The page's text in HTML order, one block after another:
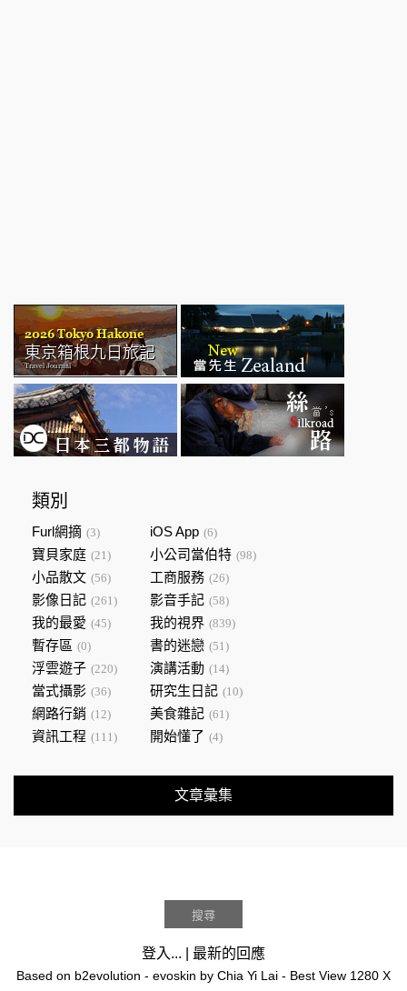
類別
Furl網摘 (3) iOS App (6)
寶貝家庭 (21) 小公司當伯特 (98)
小品散文 (56) 工商服務 (26)
影像日記 (261) 影音手記 (58)
我的最愛 (45) 我的視界 (839)
暫存區 (0) 書的迷戀 (51)
浮雲遊子 (220) 演講活動 (14)
當式攝影 (36) 研究生日記 (10)
網路行銷 (12) 美食雜記 (61)
資訊工程 (111) 開始懂了 (4)
文章彙集
登入... 最新的回應
Based on b2evolution - evoskin by Chia Yi Lai - Best View 1280 X